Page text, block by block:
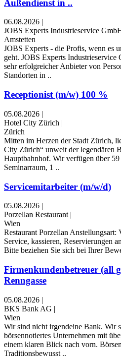
Außendienst in ..
06.08.2026 |
JOBS Experts Industrieservice
Amstetten
JOBS Experts - die Profis, wenn es
geht. JOBS Experts Industrieservice
sehr erfolgreicher Anbieter von
Standorten in ..
Receptionist (m/w) 100 %
05.08.2026 |
Hotel City Zürich |
Zürich
Mitten im Herzen der Stadt Zürich,
City Zürich“ unweit der legendären
Hauptbahnhof. Wir verfügen über
Seminarraum, 1 ..
Servicemitarbeiter (m/w/d)
05.08.2026 |
Porzellan Restaurant |
Wien
Restaurant Porzellan Anstellungsart:
Service, kassieren, Reservierungen
Bitte beziehen Sie sich bei Ihrer
Firmenkundenbetreuer (all
Renngasse
05.08.2026 |
BKS Bank AG |
Wien
Wir sind nicht irgendeine Bank. Wir
börsennotiertes Unternehmen mit
einem klaren Blick nach vorn.
Traditionsbewusst ..